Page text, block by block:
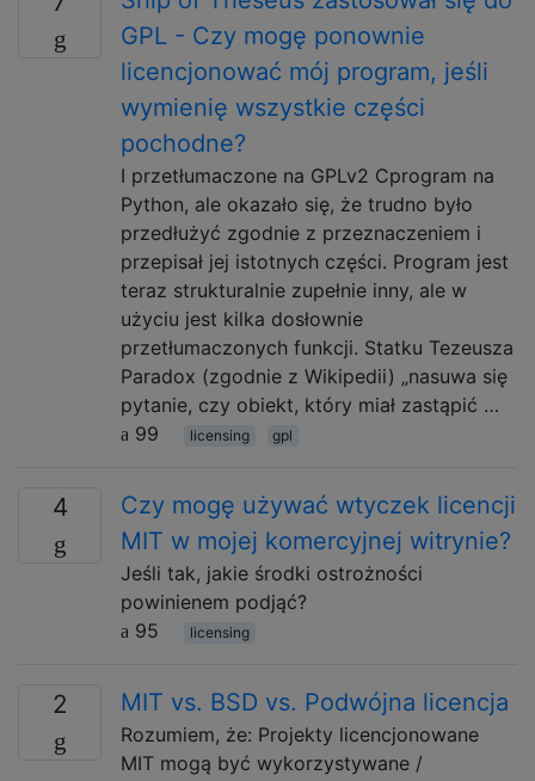
GPL - Czy mogę ponownie
licencjonować mój program, jeśli
wymienię wszystkie części
pochodne?
I przetłumaczone na GPLv2 Cprogram na
Python, ale okazało się, że trudno było
przedłużyć zgodnie z przeznaczeniem i
przepisał jej istotnych części. Program jest
teraz strukturalnie zupełnie inny, ale w
użyciu jest kilka dosłownie
przetłumaczonych funkcji. Statku Tezeusza
Paradox (zgodnie z Wikipedii) „nasuwa się
pytanie, czy obiekt, który miał zastąpić …
99
licensing gpl
4
Czy mogę używać wtyczek licencji
MIT w mojej komercyjnej witrynie?
Jeśli tak, jakie środki ostrożności
powinienem podjąć?
95
licensing
2 MIT vs. BSD vs. Podwójna licencja
Rozumiem, że: Projekty licencjonowane
MIT mogą być wykorzystywane /